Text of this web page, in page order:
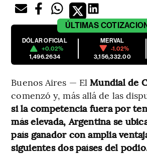
ÚLTIMAS
DÓLAR OFICIAL
+0.02%
1,496.2634
MERVAL
-1.02%
3,156,332.00
Buenos Aires — ElMundial de
comenzó y, más allá de las
si la competencia fuera por
más elevada, Argentina se
país ganador con amplia
siguientes dos países del